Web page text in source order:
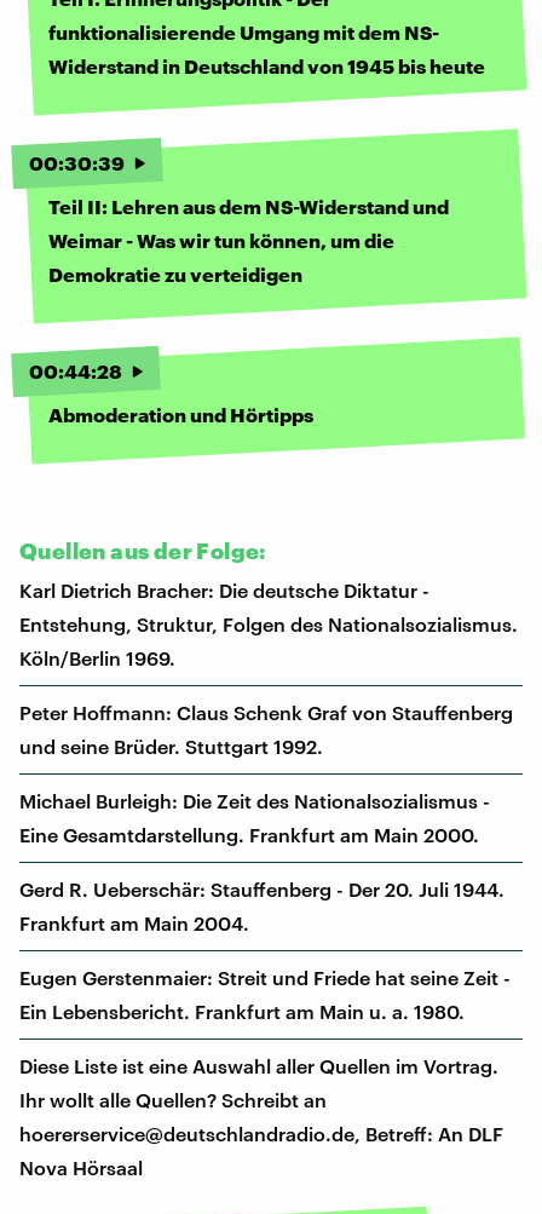
funktionalisierende Umgang mit dem NS-
Widerstand in Deutschland von 1945 bis heute
00:30:39
Teil II: Lehren aus dem NS-Widerstand und
Weimar - Was wir tun können, um die
Demokratie zu verteidigen
00:44:28
Abmoderation und Hörtipps
Quellen aus der Folge:
Karl Dietrich Bracher: Die deutsche Diktatur -
Entstehung, Struktur, Folgen des Nationalsozialismus.
Köln/Berlin 1969.
Peter Hoffmann: Claus Schenk Graf von Stauffenberg
und seine Brüder. Stuttgart 1992.
Michael Burleigh: Die Zeit des Nationalsozialismus -
Eine Gesamtdarstellung. Frankfurt am Main 2000.
Gerd R. Ueberschär: Stauffenberg - Der 20. Juli 1944.
Frankfurt am Main 2004.
Eugen Gerstenmaier: Streit und Friede hat seine Zeit -
Ein Lebensbericht. Frankfurt am Main u. a. 1980.
Diese Liste ist eine Auswahl aller Quellen im Vortrag.
Ihr wollt alle Quellen? Schreibt an
hoererservice@deutschlandradio.de, Betreff: An DLF
Nova Hörsaal